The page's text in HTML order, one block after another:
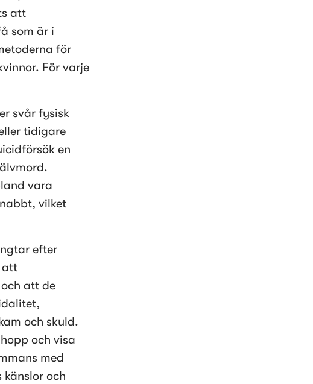
att
som är i
för
För varje
svår fysisk
tidigare
en
vara
vilket
efter
att
att de
och skuld.
och visa
med
och